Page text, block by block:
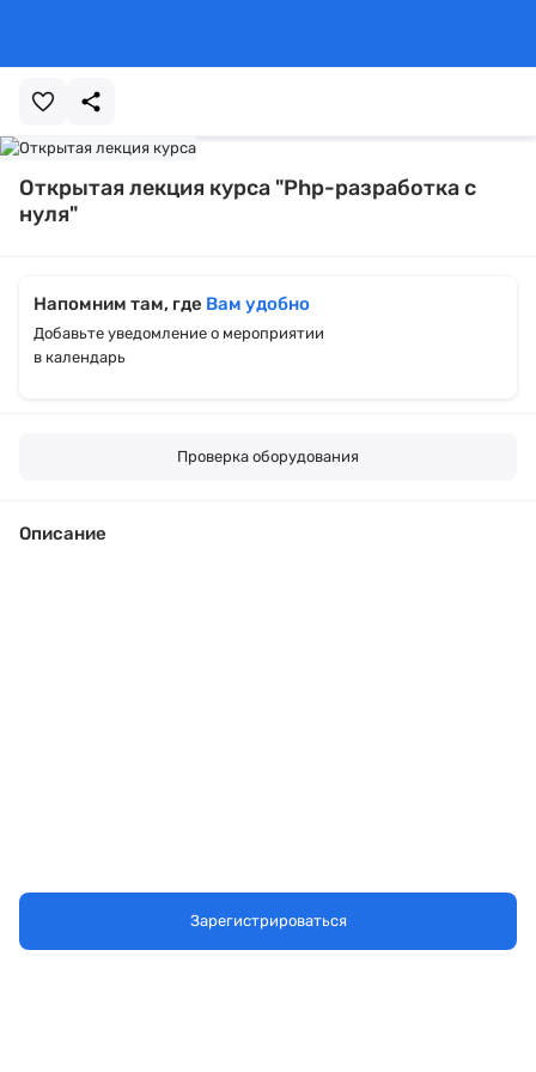
Открытая лекция курса "Php-разработка с
нуля"
Напомним там, где Вам удобно
Добавьте уведомление о мероприятии
в календарь
Проверка оборудования
Описание
Зарегистрироваться